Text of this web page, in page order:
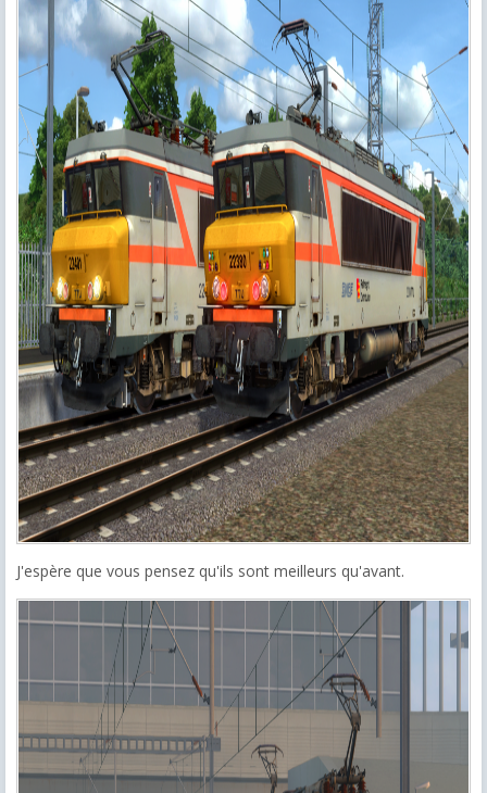
J'espère que vous pensez qu'ils sont meilleurs qu'avant.